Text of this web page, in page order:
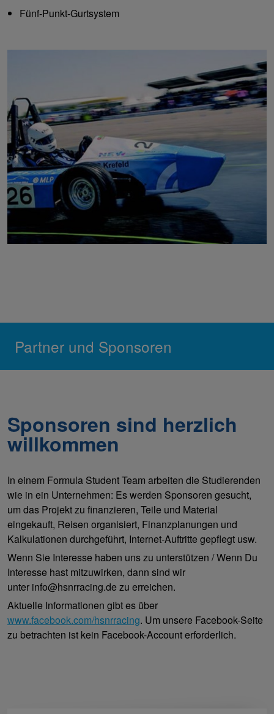
Fünf-Punkt-Gurtsystem
Partner und Sponsoren
Sponsoren sind herzlich
willkommen
In einem Formula Student Team arbeiten die Studierenden
wie in ein Unternehmen: Es werden Sponsoren gesucht,
um das Projekt zu finanzieren, Teile und Material
eingekauft, Reisen organisiert, Finanzplanungen und
Kalkulationen durchgeführt, Internet-Auftritte gepflegt usw.
Wenn Sie Interesse haben uns zu unterstützen / Wenn Du
Interesse hast mitzuwirken, dann sind wir
unter info@hsnrracing.de zu erreichen.
Aktuelle Informationen gibt es über
www.facebook.com/hsnrracing. Um unsere Facebook-Seite
zu betrachten ist kein Facebook-Account erforderlich.